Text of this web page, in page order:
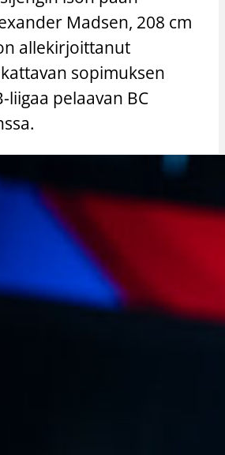
Madsen, 208 cm
allekirjoittanut
sopimuksen
liigaa pelaavan BC